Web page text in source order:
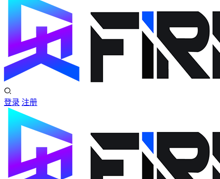
登录 注册